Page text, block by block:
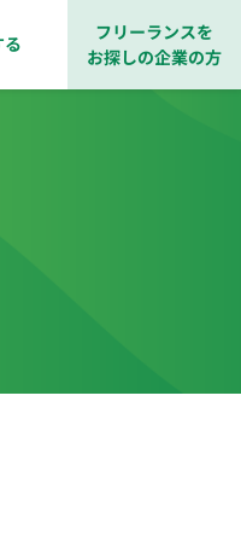
る
フリーランスを
お探しの企業の方